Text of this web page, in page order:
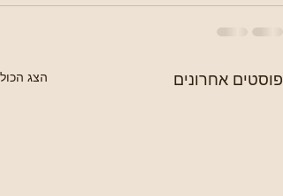
פוסטים אחרונים הצג הכול